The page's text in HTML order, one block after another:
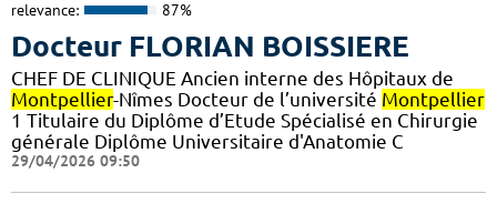
relevance: 87%
Docteur FLORIAN BOISSIERE
CHEF DE CLINIQUE Ancien interne des Hôpitaux de
Montpellier-Nîmes Docteur de l’université Montpellier
1 Titulaire du Diplôme d’Etude Spécialisé en Chirurgie
générale Diplôme Universitaire d'Anatomie C
29/04/2026 09:50